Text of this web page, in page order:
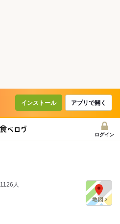
インストール アプリで開く
ログイン
1126 人